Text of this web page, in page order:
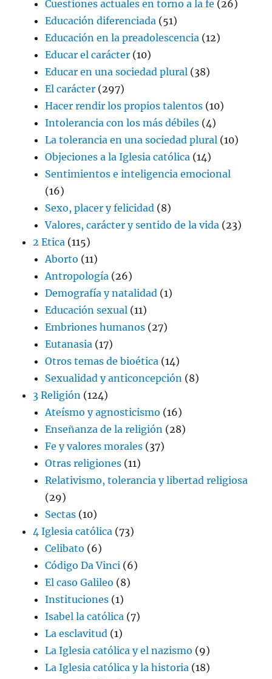
Cuestiones actuales en torno a la fe (26)
Educación diferenciada (51)
Educación en la preadolescencia (12)
Educar el carácter (10)
Educar en una sociedad plural (38)
El carácter (297)
Hacer rendir los propios talentos (10)
Intolerancia con los más débiles (4)
La tolerancia en una sociedad plural (10)
Objeciones a la Iglesia católica (14)
Sentimientos e inteligencia emocional
(16)
Sexo, placer y felicidad (8)
Valores, carácter y sentido de la vida (23)
2 Etica (115)
Aborto (11)
Antropología (26)
Demografía y natalidad (1)
Educación sexual (11)
Embriones humanos (27)
Eutanasia (17)
Otros temas de bioética (14)
Sexualidad y anticoncepción (8)
3 Religión (124)
Ateísmo y agnosticismo (16)
Enseñanza de la religión (28)
Fe y valores morales (37)
Otras religiones (11)
Relativismo, tolerancia y libertad religiosa
(29)
Sectas (10)
4 Iglesia católica (73)
Celibato (6)
Código Da Vinci (6)
El caso Galileo (8)
Instituciones (1)
Isabel la católica (7)
La esclavitud (1)
La Iglesia católica y el nazismo (9)
La Iglesia católica y la historia (18)